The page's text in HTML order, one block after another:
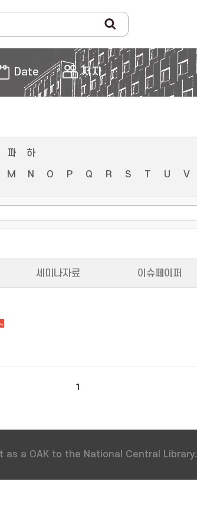
Date 저자
파
하
M N O P Q R S T U V
세미나자료 이슈페이퍼
1
as a OAK to the National Central Library.